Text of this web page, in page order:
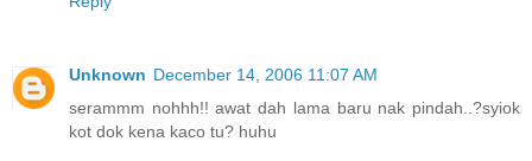
Unknown December 14, 2006 11:07 AM
serammm nohhh!! awat dah lama baru nak pindah..?syiok
kot dok kena kaco tu? huhu